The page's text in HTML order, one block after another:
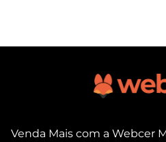
Venda Mais com a Webcer